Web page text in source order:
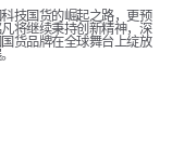
技国货的崛起之路，更预
将继续秉持创新精神，深
货品牌在全球舞台上绽放